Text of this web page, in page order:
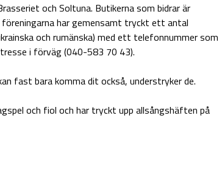
och Soltuna. Butikerna som bidrar är
har gemensamt tryckt ett antal
och rumänska) med ett telefonnummer som
i förväg (040-583 70 43).
fast bara komma dit också, understryker de.
och fiol och har tryckt upp allsångshäften på